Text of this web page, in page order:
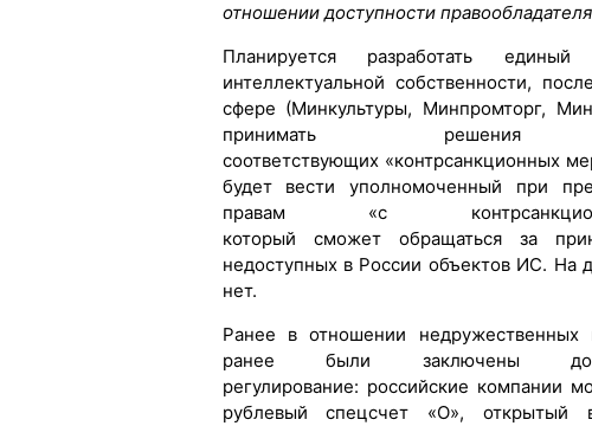
отношении доступности
Планируется разработать
интеллектуальной собственности,
сфере (Минкультуры, Минпромторг,
принимать
соответствующих «контрсанкционных
будет вести уполномоченный при
правам «с
который сможет обращаться за
недоступных в России объектов ИС. На
нет.
Ранее в отношении недружественных
ранее были заключены
регулирование: российские компании
рублевый спецсчет «О»,